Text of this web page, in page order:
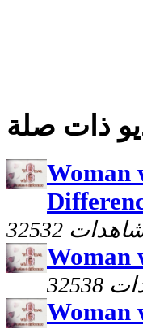
ذات صلة
Woman
مشاهدات
Woman
Woman